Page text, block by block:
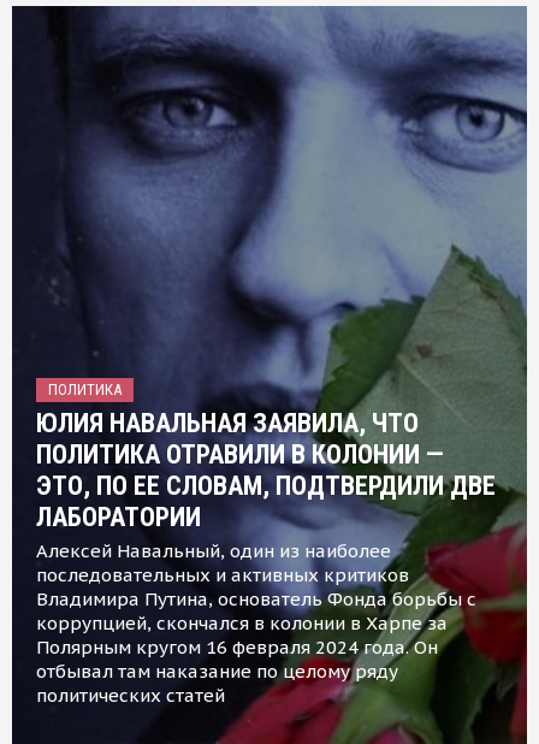
ПОЛИТИКА
ЮЛИЯ НАВАЛЬНАЯ ЗАЯВИЛА, ЧТО
ПОЛИТИКА ОТРАВИЛИ В КОЛОНИИ —
ЭТО, ПО ЕЕ СЛОВАМ, ПОДТВЕРДИЛИ ДВЕ
ЛАБОРАТОРИИ
Алексей Навальный, один из наиболее
последовательных и активных критиков
Владимира Путина, основатель Фонда борьбы с
коррупцией, скончался в колонии в Харпе за
Полярным кругом 16 февраля 2024 года. Он
отбывал там наказание по целому ряду
политических статей